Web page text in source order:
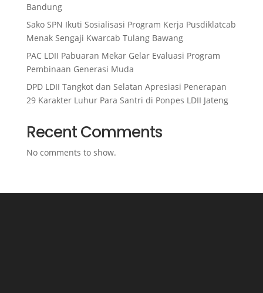
Bandung
Sako SPN Ikuti Sosialisasi Program Kerja Pusdiklatcab
Menak Sengaji Kwarcab Tulang Bawang
PAC LDII Pabuaran Mekar Gelar Evaluasi Program
Pembinaan Generasi Muda
DPD LDII Tangkot dan Selatan Apresiasi Penerapan
29 Karakter Luhur Para Santri di Ponpes LDII Jateng
Recent Comments
No comments to show.